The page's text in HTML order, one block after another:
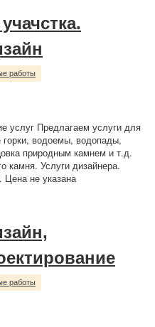
работы
услуг Предлагаем услуги для
горки, водоемы, водопады,
природным камнем и т.д.
камня. Услуги дизайнера.
не указана
работы